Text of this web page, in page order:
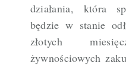
działania, która
będzie w stanie
złotych
żywnościowych